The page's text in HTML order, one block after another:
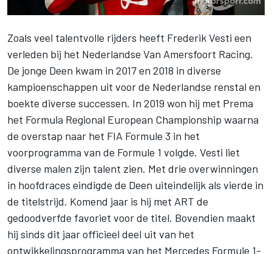
Zoals veel talentvolle rijders heeft Frederik Vesti een
verleden bij het Nederlandse Van Amersfoort Racing.
De jonge Deen kwam in 2017 en 2018 in diverse
kampioenschappen uit voor de Nederlandse renstal en
boekte diverse successen. In 2019 won hij met Prema
het Formula Regional European Championship waarna
de overstap naar het FIA Formule 3 in het
voorprogramma van de Formule 1 volgde. Vesti liet
diverse malen zijn talent zien. Met drie overwinningen
in hoofdraces eindigde de Deen uiteindelijk als vierde in
de titelstrijd. Komend jaar is hij met ART de
gedoodverfde favoriet voor de titel. Bovendien maakt
hij sinds dit jaar officieel deel uit van het
ontwikkelingsprogramma van het Mercedes Formule 1-